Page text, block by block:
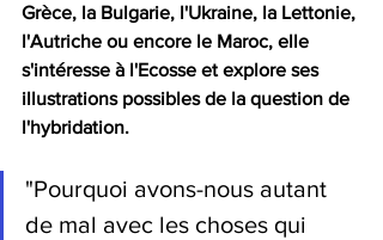
Grèce, la Bulgarie, l'Ukraine, la Lettonie,
l'Autriche ou encore le Maroc, elle
s'intéresse à l'Ecosse et explore ses
illustrations possibles de la question de
l'hybridation.
"Pourquoi avons-nous autant
de mal avec les choses qui